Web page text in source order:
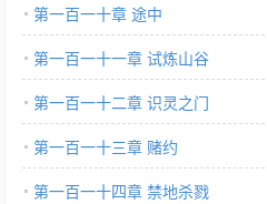
第一百一十章 途中
第一百一十一章 试炼山谷
第一百一十二章 识灵之门
第一百一十三章 赌约
第一百一十四章 禁地杀戮